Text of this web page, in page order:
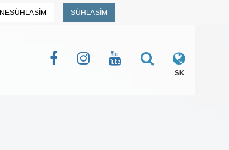
NESÚHLASÍM SÚHLASÍM
SK